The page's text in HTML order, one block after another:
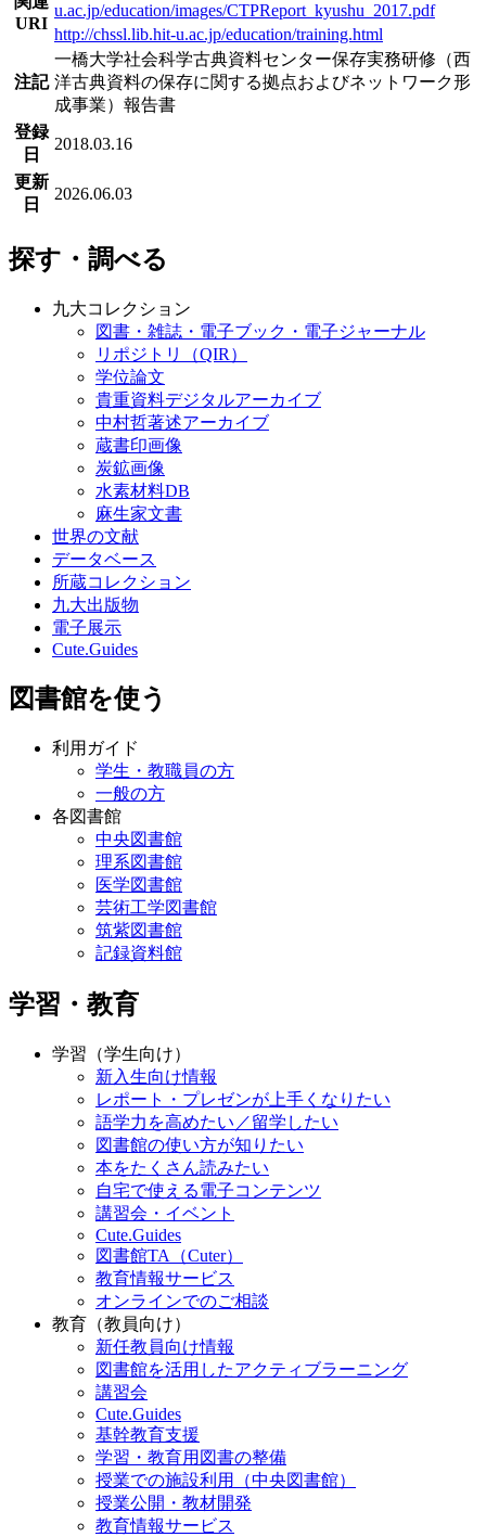
URI
u.ac.jp/education/images/CTPReport_kyushu_2017.pdf
http://chssl.lib.hit-u.ac.jp/education/training.html
注記
一橋大学社会科学古典資料センター保存実務研修（西
洋古典資料の保存に関する拠点およびネットワーク形
成事業）報告書
登録
日
2018.03.16
更新
日
2026.06.03
探す・調べる
九大コレクション
図書・雑誌・電子ブック・電子ジャーナル
リポジトリ（QIR）
学位論文
貴重資料デジタルアーカイブ
中村哲著述アーカイブ
蔵書印画像
炭鉱画像
水素材料DB
麻生家文書
世界の文献
データベース
所蔵コレクション
九大出版物
電子展示
Cute.Guides
図書館を使う
利用ガイド
学生・教職員の方
一般の方
各図書館
中央図書館
理系図書館
医学図書館
芸術工学図書館
筑紫図書館
記録資料館
学習・教育
学習（学生向け）
新入生向け情報
レポート・プレゼンが上手くなりたい
語学力を高めたい／留学したい
図書館の使い方が知りたい
本をたくさん読みたい
自宅で使える電子コンテンツ
講習会・イベント
Cute.Guides
図書館TA（Cuter）
教育情報サービス
オンラインでのご相談
教育（教員向け）
新任教員向け情報
図書館を活用したアクティブラーニング
講習会
Cute.Guides
基幹教育支援
学習・教育用図書の整備
授業での施設利用（中央図書館）
授業公開・教材開発
教育情報サービス